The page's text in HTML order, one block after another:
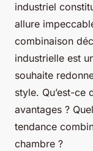
industriel
allure
combinaison
industrielle est
souhaite
style. Qu’est-ce
avantages ?
tendance
chambre ?